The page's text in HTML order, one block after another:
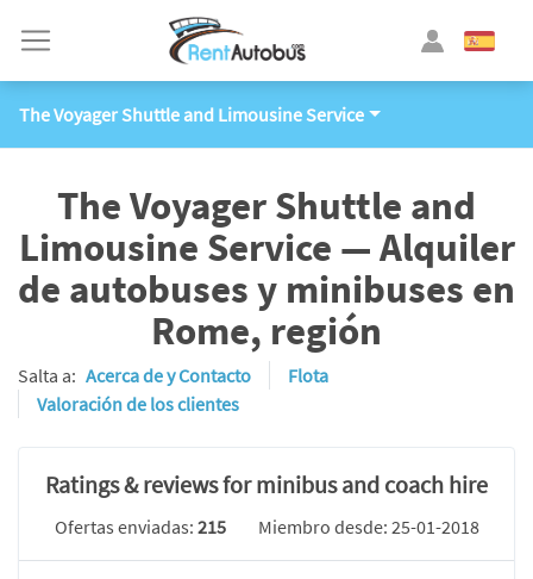
The Voyager Shuttle and Limousine Service
The Voyager Shuttle and
Limousine Service — Alquiler
de autobuses y minibuses en
Rome, región
Salta a: Acerca de y Contacto
Flota
Valoración de los clientes
Ratings & reviews for minibus and coach hire
Ofertas enviadas: 215 Miembro desde: 25-01-2018